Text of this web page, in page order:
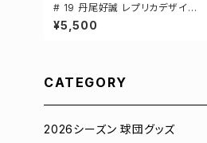
# 19 丹尾好誠 レプリカデザイン
3カラー 選手還元 ベースボールシ
ャツ S-XXLサイズ 598201
¥5,500
CATEGORY
2026シーズン 球団グッズ